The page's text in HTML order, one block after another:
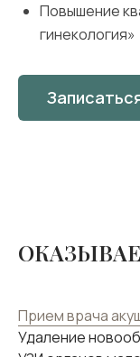
Повышение
гинекология»
Прием врача
Удаление